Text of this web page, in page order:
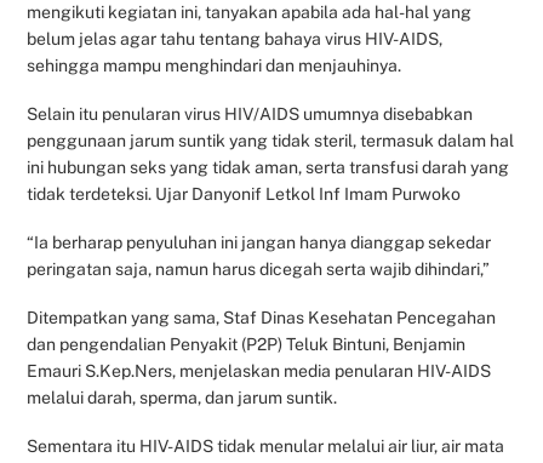
mengikuti kegiatan ini, tanyakan apabila ada hal-hal yang
belum jelas agar tahu tentang bahaya virus HIV-AIDS,
sehingga mampu menghindari dan menjauhinya.
Selain itu penularan virus HIV/AIDS umumnya disebabkan
penggunaan jarum suntik yang tidak steril, termasuk dalam hal
ini hubungan seks yang tidak aman, serta transfusi darah yang
tidak terdeteksi. Ujar Danyonif Letkol Inf Imam Purwoko
“Ia berharap penyuluhan ini jangan hanya dianggap sekedar
peringatan saja, namun harus dicegah serta wajib dihindari,”
Ditempatkan yang sama, Staf Dinas Kesehatan Pencegahan
dan pengendalian Penyakit (P2P) Teluk Bintuni, Benjamin
Emauri S.Kep.Ners, menjelaskan media penularan HIV-AIDS
melalui darah, sperma, dan jarum suntik.
Sementara itu HIV-AIDS tidak menular melalui air liur, air mata